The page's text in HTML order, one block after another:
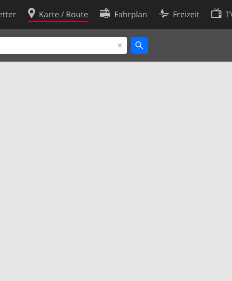
Karte / Route Fahrplan Freizeit
Cookie-Richtlinie
Cookie-Einstellungen